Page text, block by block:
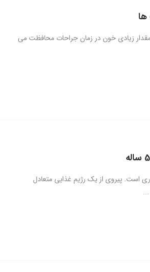
ها
زیادی خون در زمان جراحات محافظت می
است. پیروی از یک رژیم غذایی متعادل